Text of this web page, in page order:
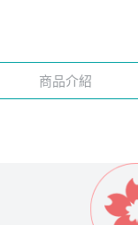
商品介紹